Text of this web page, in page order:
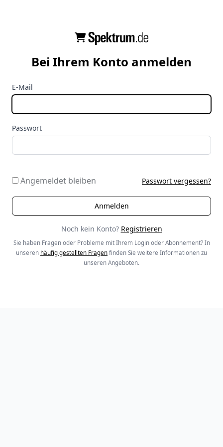
Bei Ihrem Konto anmelden
E-Mail
Passwort
Angemeldet bleiben Passwort vergessen?
Noch kein Konto? Registrieren
Sie haben Fragen oder Probleme mit Ihrem Login oder Abonnement? In
unseren häufig gestellten Fragen finden Sie weitere Informationen zu
unseren Angeboten.